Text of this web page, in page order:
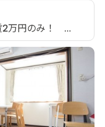
2万円のみ！ ...